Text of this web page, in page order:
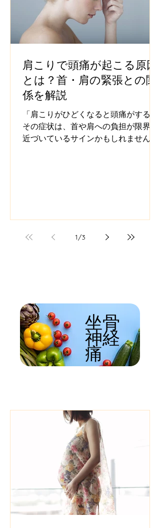
肩こりで頭痛が起こる原因
とは？首・肩の緊張との関
係を解説
「肩こりがひどくなると頭痛がする」
その症状は、首や肩への負担が限界に
近づいているサインかもしれません。
1/3
​坐骨
神経
痛